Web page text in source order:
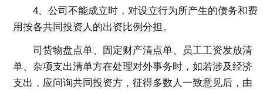
4、公司不能成立时，对设立行为所产生的债务和费
用按各共同投资人的出资比例分担。
司货物盘点单、固定财产清点单、员工工资发放清
单、杂项支出清单方在处理对外事务时，如若涉及经济
支出，应问询共同投资方，征得多数人一致意见后，由